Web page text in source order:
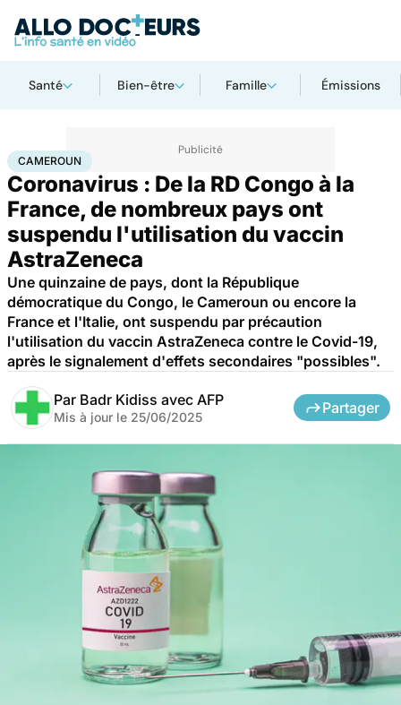
Santé Bien-être Famille Émissions
AccueilSanté Maladies Maladies infectieuses
CAMEROUN
Coronavirus : De la RD Congo à la
France, de nombreux pays ont
suspendu l'utilisation du vaccin
AstraZeneca
Une quinzaine de pays, dont la République
démocratique du Congo, le Cameroun ou encore la
France et l'Italie, ont suspendu par précaution
l'utilisation du vaccin AstraZeneca contre le Covid-19,
après le signalement d'effets secondaires "possibles".
Par Badr Kidiss avec AFP
Mis à jour le 25/06/2025
Partager